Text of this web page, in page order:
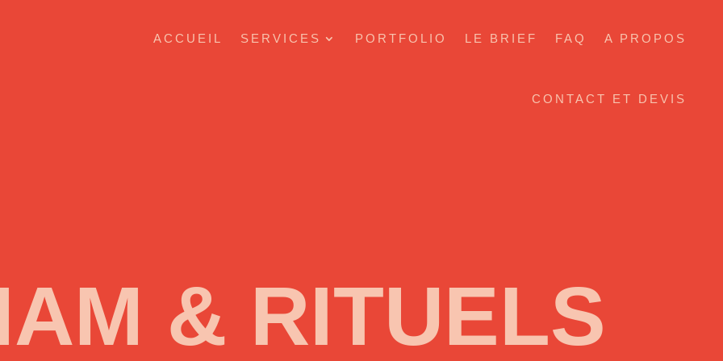
ACCUEIL SERVICES PORTFOLIO LE BRIEF FAQ A PROPOS
CONTACT ET DEVIS
& RITUELS